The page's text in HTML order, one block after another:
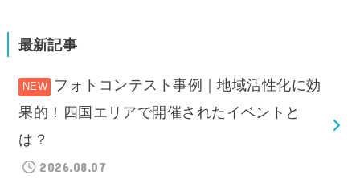
最新記事
フォトコンテスト事例｜地域活性化に効
果的！四国エリアで開催されたイベントと
は？
2026.08.07